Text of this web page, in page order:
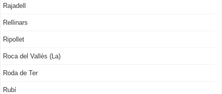
Rajadell
Rellinars
Ripollet
Roca del Vallès (La)
Roda de Ter
Rubí